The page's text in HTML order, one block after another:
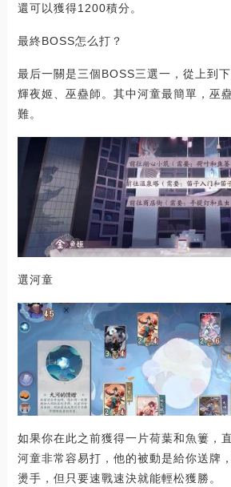
還可以獲得1200積分。
最終BOSS怎么打？
最后一關是三個BOSS三選一，從上到
輝夜姬、巫蠱師。其中河童最簡單，巫
難。
選河童
如果你在此之前獲得一片荷葉和魚簍，
河童非常容易打，他的被動是給你送牌
燙手，但只要速戰速決就能輕松獲勝。